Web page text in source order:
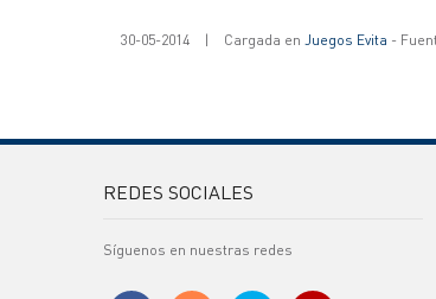
30-05-2014 | Cargada en Juegos Evita -
REDES SOCIALES
Síguenos en nuestras redes